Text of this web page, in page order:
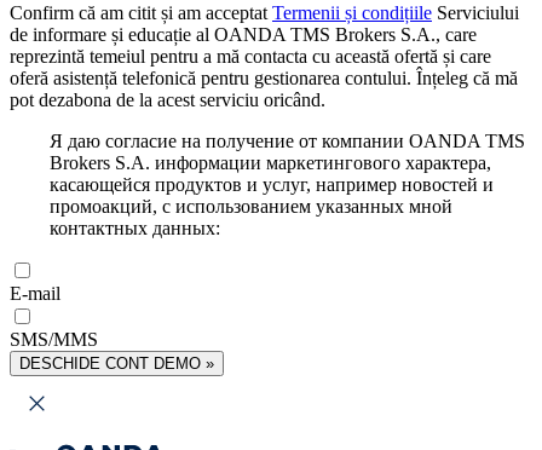
Confirm că am citit și am acceptat Termenii și condițiile Serviciului
de informare și educație al OANDA TMS Brokers S.A., care
reprezintă temeiul pentru a mă contacta cu această ofertă și care
oferă asistență telefonică pentru gestionarea contului. Înțeleg că mă
pot dezabona de la acest serviciu oricând.
Я даю согласие на получение от компании OANDA TMS
Brokers S.A. информации маркетингового характера,
касающейся продуктов и услуг, например новостей и
промоакций, с использованием указанных мной
контактных данных:
E-mail
SMS/MMS
DESCHIDE CONT DEMO »